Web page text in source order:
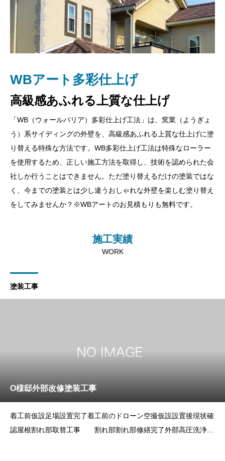
WBアート多彩仕上げ
高級感あふれる上質な仕上げ
「WB（ウォールバリア）多彩仕上げ工法」は、窯業（ようぎょ
う）系サイディングの外壁を、高級感あふれる上質な仕上げに塗
り替える特殊な方法です。WB多彩仕上げ工法は特殊なローラー
を使用するため、正しい施工方法を取得し、技術を認められた会
社しか行うことはできません。ただ塗り替えるだけの塗装ではな
く、今までの塗装とは少し違うおしゃれな外壁を楽しむ塗り替え
をしてみませんか？※WBアートのお見積もりも無料です。
外壁に合った塗料
お客様の家の外壁に合った塗料をご
提案
塗料の種類や工法は多数存在し、正しく理解していないと塗装本
来の性能を発揮することはできません。知識や経験が浅く、誤っ
た塗り方をすると、光沢が出ない、塗料が定着しないといった不
具合が起こることも。大橋塗装は業歴30年以上！！ベテランの職
人が多数在籍しており、正しい知識・技術で建物に合わせて適切
な塗装工事をご提供いたしますので、安心してお任せください！
安心の自社施工
お客様第一主義
だからこそ余計な費用は一切なし！！中間マージンが発生しない
ので高品質・低価格を実現します。また打ち合わせを行う職人が
施工してくれるという安心感もあり、納得いく仕上がりが実現し
ます。疑問点やご要望はお気軽にお申し付けください
アフターサービス
年に一回お家の定期健診
壁塗装が完了したあとが重要であると考えております。塗装して
終わりでなく、年に一回お家の定期健診を行い必要ならば外壁の
修理や補修工事を行わせて頂きます。お客様の安心と満足のため
に、施工後も長期に渡りしっかりサポートします！！
施工実績
WORK
塗装工事
O様邸外部改修塗装工事
着工前仮設足場設置完了着工前のドローン空撮仮設設置後現状確
認屋根割れ部取替工事 割れ部割れ部修繕完了外部高圧洗浄窓